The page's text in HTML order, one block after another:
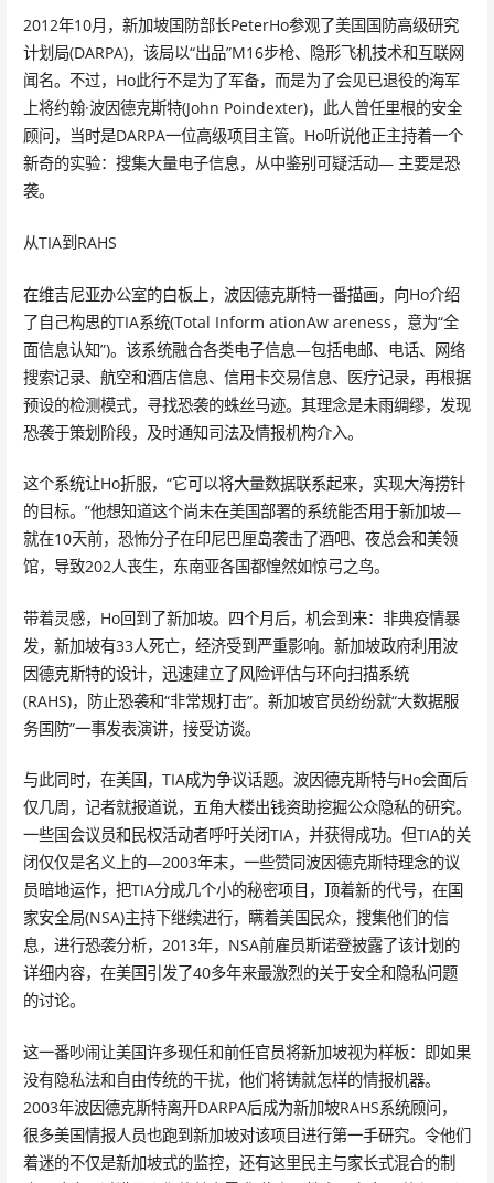
2012年10月，新加坡国防部长PeterHo参观了美国国防高级研究
计划局(DARPA)，该局以“出品”M16步枪、隐形飞机技术和互联网
闻名。不过，Ho此行不是为了军备，而是为了会见已退役的海军
上将约翰·波因德克斯特(John Poindexter)，此人曾任里根的安全
顾问，当时是DARPA一位高级项目主管。Ho听说他正主持着一个
新奇的实验：搜集大量电子信息，从中鉴别可疑活动— 主要是恐
袭。
从TIA到RAHS
在维吉尼亚办公室的白板上，波因德克斯特一番描画，向Ho介绍
了自己构思的TIA系统(Total Inform ationAw areness，意为“全
面信息认知”)。该系统融合各类电子信息—包括电邮、电话、网络
搜索记录、航空和酒店信息、信用卡交易信息、医疗记录，再根据
预设的检测模式，寻找恐袭的蛛丝马迹。其理念是未雨绸缪，发现
恐袭于策划阶段，及时通知司法及情报机构介入。
这个系统让Ho折服，“它可以将大量数据联系起来，实现大海捞针
的目标。”他想知道这个尚未在美国部署的系统能否用于新加坡—
就在10天前，恐怖分子在印尼巴厘岛袭击了酒吧、夜总会和美领
馆，导致202人丧生，东南亚各国都惶然如惊弓之鸟。
带着灵感，Ho回到了新加坡。四个月后，机会到来：非典疫情暴
发，新加坡有33人死亡，经济受到严重影响。新加坡政府利用波
因德克斯特的设计，迅速建立了风险评估与环向扫描系统
(RAHS)，防止恐袭和“非常规打击”。新加坡官员纷纷就“大数据服
务国防”一事发表演讲，接受访谈。
与此同时，在美国，TIA成为争议话题。波因德克斯特与Ho会面后
仅几周，记者就报道说，五角大楼出钱资助挖掘公众隐私的研究。
一些国会议员和民权活动者呼吁关闭TIA，并获得成功。但TIA的关
闭仅仅是名义上的—2003年末，一些赞同波因德克斯特理念的议
员暗地运作，把TIA分成几个小的秘密项目，顶着新的代号，在国
家安全局(NSA)主持下继续进行，瞒着美国民众，搜集他们的信
息，进行恐袭分析，2013年，NSA前雇员斯诺登披露了该计划的
详细内容，在美国引发了40多年来最激烈的关于安全和隐私问题
的讨论。
这一番吵闹让美国许多现任和前任官员将新加坡视为样板：即如果
没有隐私法和自由传统的干扰，他们将铸就怎样的情报机器。
2003年波因德克斯特离开DARPA后成为新加坡RAHS系统顾问，
很多美国情报人员也跑到新加坡对该项目进行第一手研究。令他们
着迷的不仅是新加坡式的监控，还有这里民主与家长式混合的制